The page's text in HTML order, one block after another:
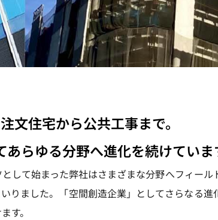
文住宅から公共工事まで。
らゆる分野へ進化を続けていま
して始まった弊社はさまざまな分野へフィール
りました。「空間創造企業」としてさらなる進
す。